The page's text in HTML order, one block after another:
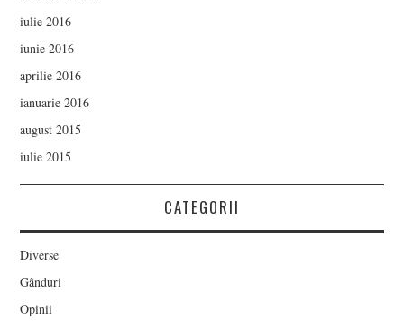
iulie 2016
iunie 2016
aprilie 2016
ianuarie 2016
august 2015
iulie 2015
CATEGORII
Diverse
Gânduri
Opinii